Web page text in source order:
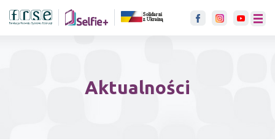
link otwiera się w nowje
menu
Aktualności